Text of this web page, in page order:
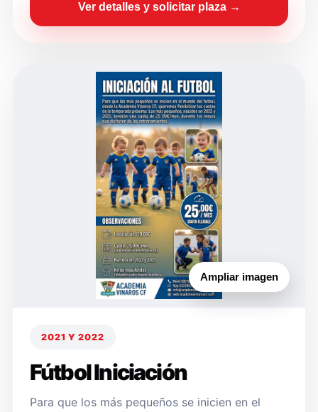
Ver detalles y solicitar plaza →
Ampliar imagen
2021 Y 2022
Fútbol Iniciación
Para que los más pequeños se inicien en el